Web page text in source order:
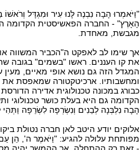
"וַיֹּאמְרוּ הָבָה נִבְנֶה לָּנוּ עִיר וּמִגְדָּל
הָאָרֶץ" - החברה הפאשיסטית הקדומה
מגבשת, מאחדת.
אך שימו לב לאפקט ה"הכביר המשווה
את קו העננים. ראשו "בשמים" בגובה
המגדל הזה גם נושא אופי מאיים, מעין
ומחשבותיו. ארכיטקטורה שמאפסת
כבורג במכונה טכנולוגית אדירה
הקדומה גם היא בעלת כושר טכנולוגי
הָבָה נִלְבְּנָה לְבֵנִים וְנִשְׂרְפָה לִשְׂרֵפָה
אלוקים יודע היטב לאן חברה נטולת
מפותחת עלולה להגיע: "וַיֹּאמֶר ה', הֵן